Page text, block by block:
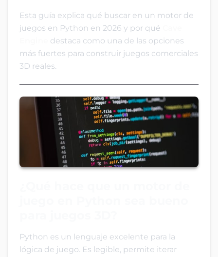
Esta guía explica qué buscar en un motor de
juegos en Python en 2026 y por qué
destaca como una de las opciones
más fuertes para construir juegos comerciales
3D reales.
Python es un lenguaje excelente para la
lógica de juego. Es legible, permite iterar